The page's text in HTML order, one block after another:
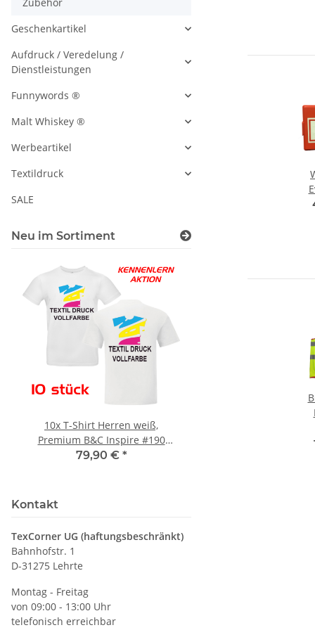
Geschenkartikel
Aufdruck / Veredelung /
Dienstleistungen
Funnywords ®
Malt Whiskey ®
Werbeartikel
Textildruck
SALE
Neu im Sortiment
10x T-Shirt Herren weiß,
Premium B&C Inspire #190
Rundhals mit EINER
79,90 € *
LEITUNG
Piktogramm
vielen Taschen S-
Kontakt
TexCorner UG (haftungsbeschränkt)
Bahnhofstr. 1
D-31275 Lehrte
Montag - Freitag
von 09:00 - 13:00 Uhr
telefonisch erreichbar